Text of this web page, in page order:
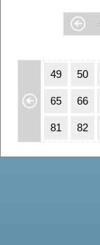
32
49 50
65 66
81 82